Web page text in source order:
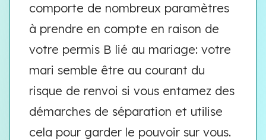
comporte de nombreux paramètres
à prendre en compte en raison de
votre permis B lié au mariage: votre
mari semble être au courant du
risque de renvoi si vous entamez des
démarches de séparation et utilise
cela pour garder le pouvoir sur vous.